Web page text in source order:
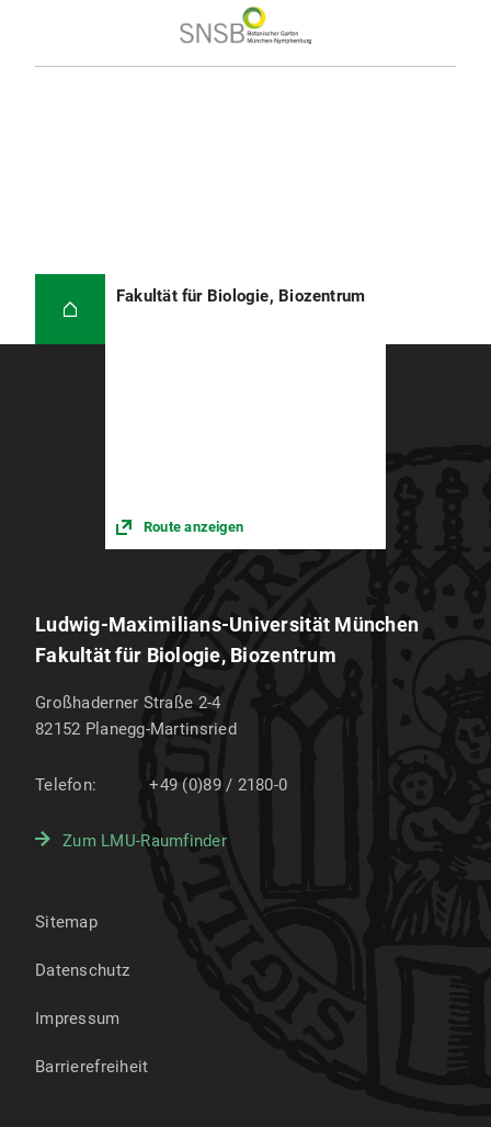
Fakultät für Biologie, Biozentrum
Route anzeigen
Ludwig-Maximilians-Universität München
Fakultät für Biologie, Biozentrum
Großhaderner Straße 2-4
82152 Planegg-Martinsried
Telefon: +49 (0)89 / 2180-0
Zum LMU-Raumfinder
Sitemap
Datenschutz
Impressum
Barrierefreiheit